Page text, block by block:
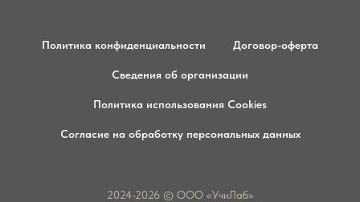
Политика конфиденциальности Договор-оферта
Сведения об организации
Политика использования Cookies
Согласие на обработку персональных данных
2024-2026 © ООО «УчиЛаб»